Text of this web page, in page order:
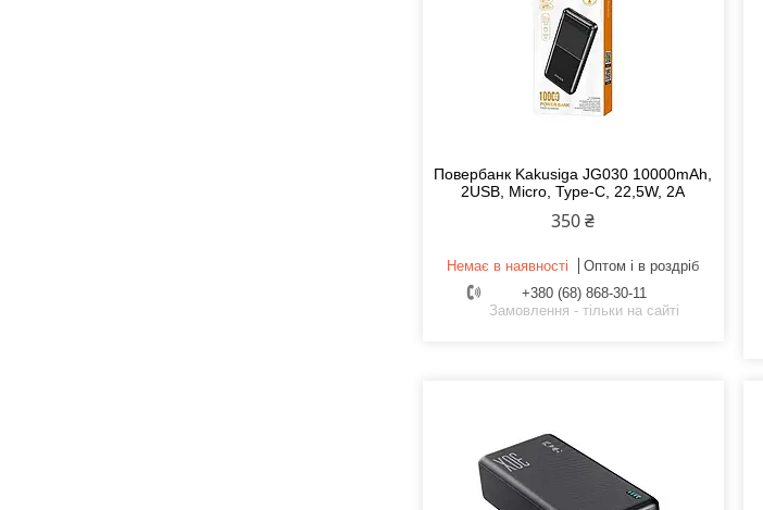
Повербанк Kakusiga JG030 10000mAh,
2USB, Micro, Type-C, 22,5W, 2A
350 ₴
Немає в наявності
Оптом і в роздріб
+380 (68) 868-30-11
Замовлення - тільки на сайті